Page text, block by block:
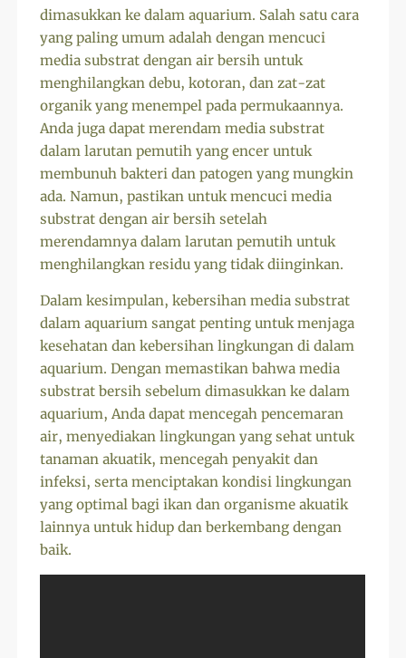
dimasukkan ke dalam aquarium. Salah satu cara
yang paling umum adalah dengan mencuci
media substrat dengan air bersih untuk
menghilangkan debu, kotoran, dan zat-zat
organik yang menempel pada permukaannya.
Anda juga dapat merendam media substrat
dalam larutan pemutih yang encer untuk
membunuh bakteri dan patogen yang mungkin
ada. Namun, pastikan untuk mencuci media
substrat dengan air bersih setelah
merendamnya dalam larutan pemutih untuk
menghilangkan residu yang tidak diinginkan.
Dalam kesimpulan, kebersihan media substrat
dalam aquarium sangat penting untuk menjaga
kesehatan dan kebersihan lingkungan di dalam
aquarium. Dengan memastikan bahwa media
substrat bersih sebelum dimasukkan ke dalam
aquarium, Anda dapat mencegah pencemaran
air, menyediakan lingkungan yang sehat untuk
tanaman akuatik, mencegah penyakit dan
infeksi, serta menciptakan kondisi lingkungan
yang optimal bagi ikan dan organisme akuatik
lainnya untuk hidup dan berkembang dengan
baik.